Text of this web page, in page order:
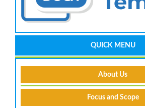
QUICK MENU
About Us
Focus and Scope